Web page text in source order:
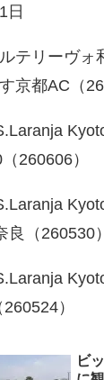
日
ルテリーヴ
京都AC（
260606）
良（260530）
）
ビ